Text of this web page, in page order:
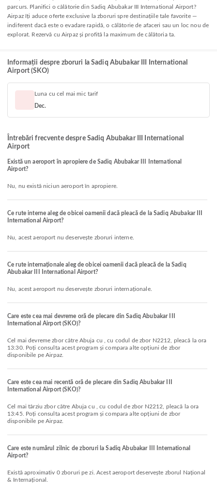
parcurs. Planifici o călătorie din Sadiq Abubakar III International Airport?
Airpaz îți aduce oferte exclusive la zboruri spre destinațiile tale favorite —
indiferent dacă este o evadare rapidă, o călătorie de afaceri sau un loc nou de
explorat. Rezervă cu Airpaz și profită la maximum de călătoria ta.
Informații despre zboruri la Sadiq Abubakar III International
Airport (SKO)
Luna cu cel mai mic tarif
Dec.
Întrebări frecvente despre Sadiq Abubakar III International
Airport
Există un aeroport în apropiere de Sadiq Abubakar III International
Airport?
Nu, nu există niciun aeroport în apropiere.
Ce rute interne aleg de obicei oamenii dacă pleacă de la Sadiq Abubakar III
International Airport?
Nu, acest aeroport nu deservește zboruri interne.
Ce rute internaționale aleg de obicei oamenii dacă pleacă de la Sadiq
Abubakar III International Airport?
Nu, acest aeroport nu deservește zboruri internaționale.
Care este cea mai devreme oră de plecare din Sadiq Abubakar III
International Airport (SKO)?
Cel mai devreme zbor către Abuja cu , cu codul de zbor N2212, pleacă la ora
13:30. Poți consulta acest program și compara alte opțiuni de zbor
disponibile pe Airpaz.
Care este cea mai recentă oră de plecare din Sadiq Abubakar III
International Airport (SKO)?
Cel mai târziu zbor către Abuja cu , cu codul de zbor N2212, pleacă la ora
13:45. Poți consulta acest program și compara alte opțiuni de zbor
disponibile pe Airpaz.
Care este numărul zilnic de zboruri la Sadiq Abubakar III International
Airport?
Există aproximativ 0 zboruri pe zi. Acest aeroport deservește zborul Național
& Internațional.